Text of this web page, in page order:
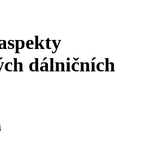
dálničních